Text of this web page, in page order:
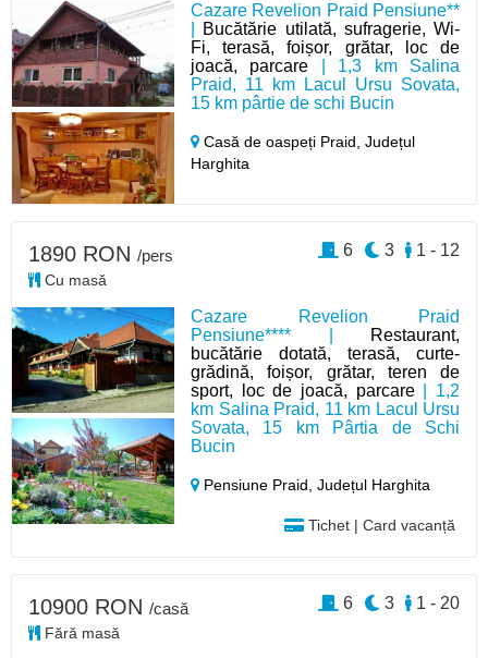
Cazare Revelion Praid Pensiune**
Bucătărie utilată, sufragerie, Wi-
Fi, terasă, foișor, grătar, loc de
joacă, parcare | 1,3 km Salina
Praid, 11 km Lacul Ursu Sovata,
15 km pârtie de schi Bucin
Casă de oaspeți Praid,Județul
Harghita
Cazare Revelion Praid
Pensiune**** |
Restaurant,
bucătărie dotată, terasă, curte-
grădină, foișor, grătar, teren de
sport, loc de joacă, parcare| 1,2
km Salina Praid, 11 km Lacul Ursu
Sovata, 15 km Pârtia de Schi
Bucin
Pensiune Praid,Județul Harghita
Tichet | Card vacanță
1890 RON /pers
Cu masă
1 - 12
3
6
10900 RON /casă
Fără masă
1 - 20
3
6